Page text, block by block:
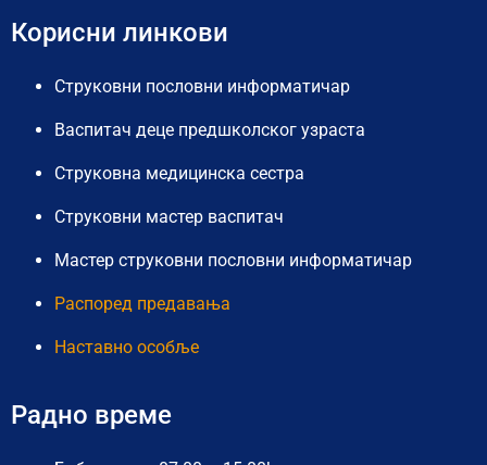
Корисни линкови
Струковни пословни информатичар
Васпитач деце предшколског узраста
Струковна медицинска сестра
Струковни мастер васпитач
Мастер струковни пословни информатичар
Распоред предавања
Наставно особље
Радно време